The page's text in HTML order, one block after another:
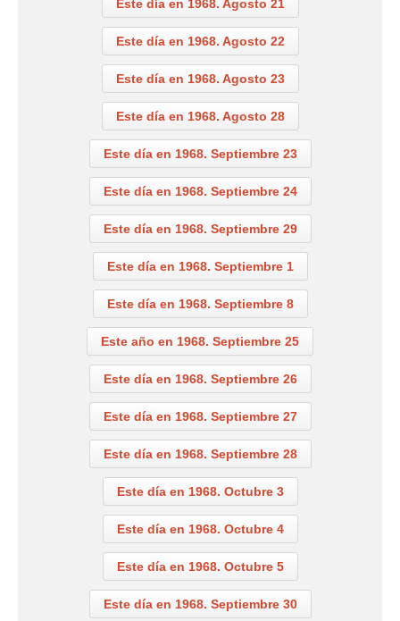
Este día en 1968. Agosto 21
Este día en 1968. Agosto 22
Este día en 1968. Agosto 23
Este día en 1968. Agosto 28
Este día en 1968. Septiembre 23
Este día en 1968. Septiembre 24
Este día en 1968. Septiembre 29
Este día en 1968. Septiembre 1
Este día en 1968. Septiembre 8
Este año en 1968. Septiembre 25
Este día en 1968. Septiembre 26
Este día en 1968. Septiembre 27
Este día en 1968. Septiembre 28
Este día en 1968. Octubre 3
Este día en 1968. Octubre 4
Este día en 1968. Octubre 5
Este día en 1968. Septiembre 30